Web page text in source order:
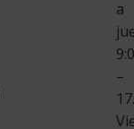
Te
a
–